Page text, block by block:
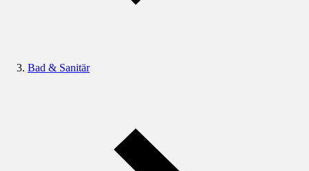
Bad & Sanitär